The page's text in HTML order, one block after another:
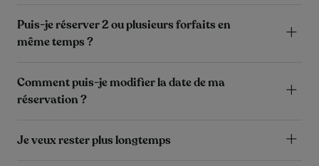
Puis-je réserver 2 ou plusieurs forfaits en
même temps ?
Comment puis-je modifier la date de ma
réservation ?
Je veux rester plus longtemps